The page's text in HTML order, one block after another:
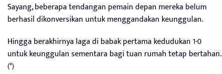
Sayang, beberapa tendangan pemain depan mereka belum
berhasil dikonversikan untuk menggandakan keunggulan.
Hingga berakhirnya laga di babak pertama kedudukan 1-0
untuk keunggulan sementara bagi tuan rumah tetap bertahan.
(*)